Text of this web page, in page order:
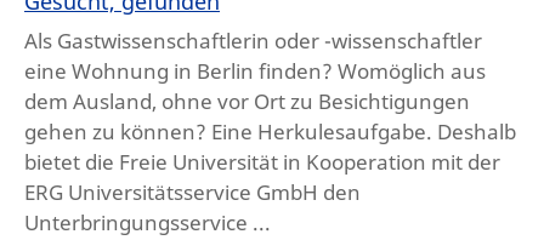
Als Gastwissenschaftlerin oder -wissenschaftler
eine Wohnung in Berlin finden? Womöglich aus
dem Ausland, ohne vor Ort zu Besichtigungen
gehen zu können? Eine Herkulesaufgabe. Deshalb
bietet die Freie Universität in Kooperation mit der
ERG Universitätsservice GmbH den
Unterbringungsservice ...